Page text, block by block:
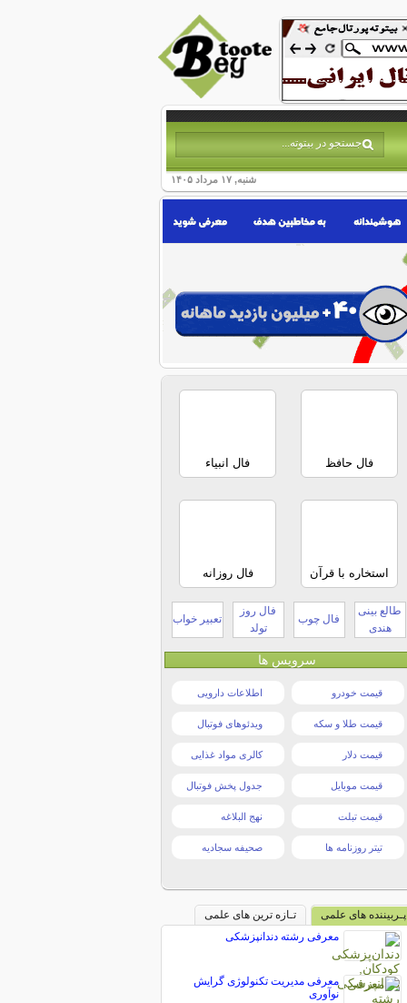
شنبه, ۱۷ مرداد ۱۴۰۵
فال حافظ فال انبیاء
استخاره با قرآن فال روزانه
طالع بینی
هندی
فال چوب
فال روز
تولد
تعبیر خواب
سرویس ها
قیمت خودرو اطلاعات دارویی
قیمت طلا و سکه ویدئوهای فوتبال
قیمت دلار کالری مواد غذایی
قیمت موبایل جدول پخش فوتبال
قیمت تبلت نهج البلاغه
تیتر روزنامه ها صحیفه سجادیه
پـربیننده های علمی
تـازه ترین های علمی
معرفی رشته دندانپزشکی
معرفی مدیریت تکنولوژی گرایش
نوآوری